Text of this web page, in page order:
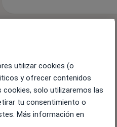
utilizar cookies (o
y ofrecer contenidos
cookies, solo utilizaremos las
tu consentimiento o
Más información en